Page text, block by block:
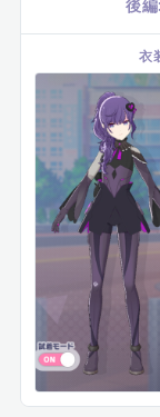
後編:
衣